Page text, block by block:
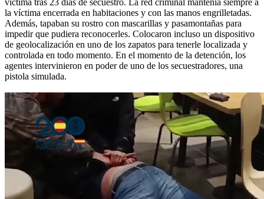
la víctima encerrada en habitaciones y con las manos engrilletadas.
Además, tapaban su rostro con mascarillas y pasamontañas para
impedir que pudiera reconocerles. Colocaron incluso un dispositivo
de geolocalización en uno de los zapatos para tenerle localizada y
controlada en todo momento. En el momento de la detención, los
agentes intervinieron en poder de uno de los secuestradores, una
pistola simulada.